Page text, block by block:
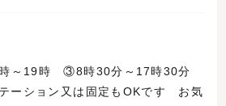
～19時 ③8時30分～17時30分
ーション又は固定もOKです お気